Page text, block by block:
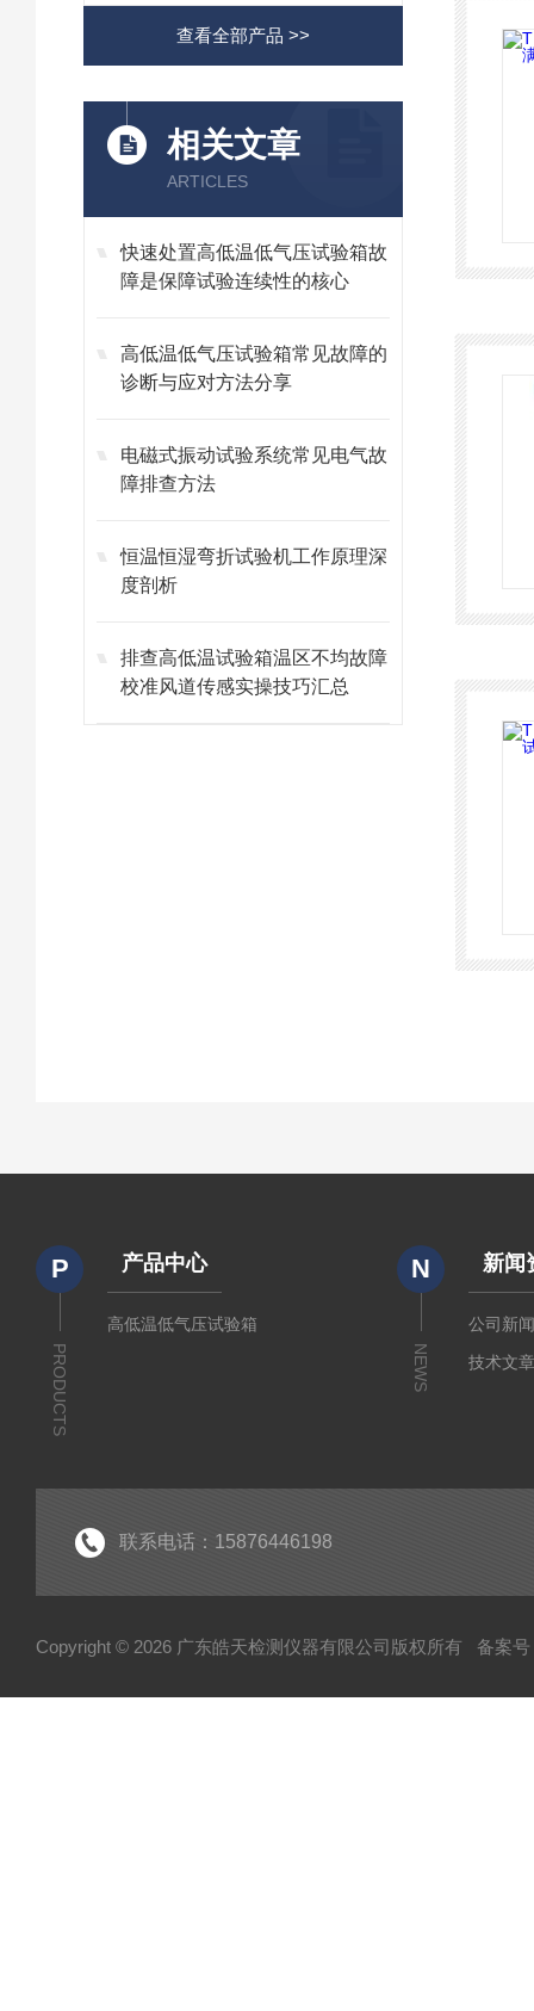
查看全部产品 >>
相关文章
ARTICLES
快速处置高低温低气压试验箱故
障是保障试验连续性的核心
高低温低气压试验箱常见故障的
诊断与应对方法分享
电磁式振动试验系统常见电气故
障排查方法
恒温恒湿弯折试验机工作原理深
度剖析
排查高低温试验箱温区不均故障
校准风道传感实操技巧汇总
P
PRODUCTS
产品中心
高低温低气压试验箱
N
NEWS
新闻
公司新
技术文
联系电话：15876446198
Copyright © 2026 广东皓天检测仪器有限公司版权所有 备案号